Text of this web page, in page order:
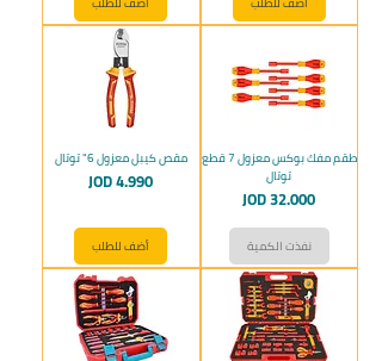
طقم مفك بوكس معزول 7 قطع
توتال
السعر
JOD 32.000
نفذت الكمية
مقص كيبل معزول 6" توتال
السعر
JOD 4.990
أضف للطلب